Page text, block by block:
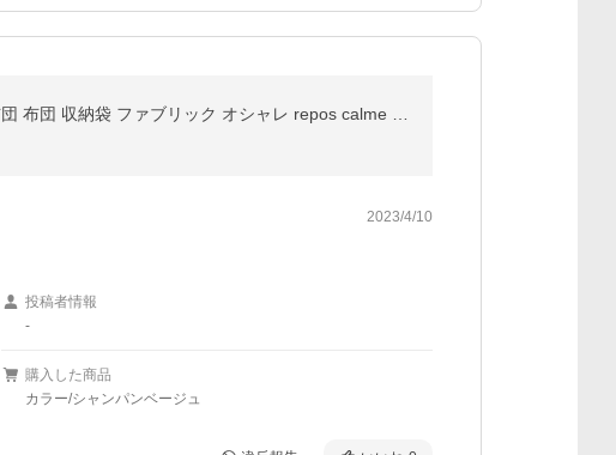
2023/4/10
投稿者情報
-
購入した商品
カラー/シャンパンベージュ